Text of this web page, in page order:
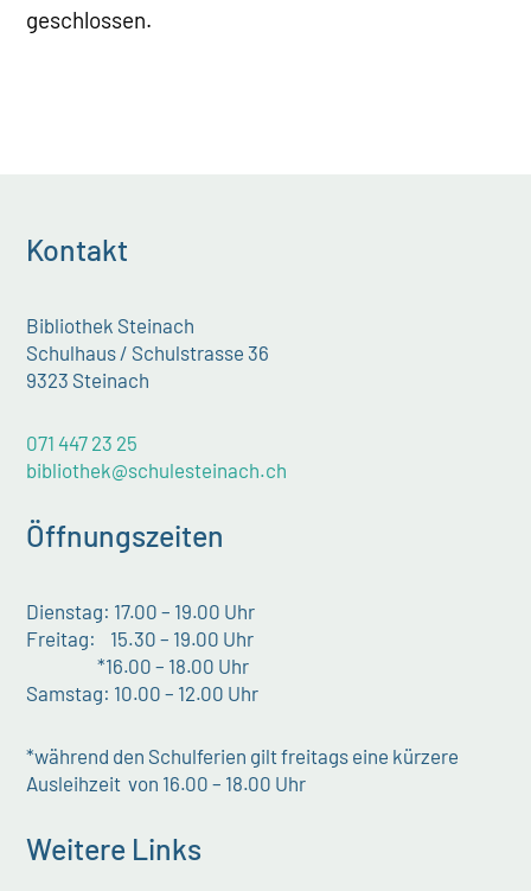
geschlossen.
Kontakt
Bibliothek Steinach
Schulhaus / Schulstrasse 36
9323 Steinach
071 447 23 25
bibliothek@schulesteinach.ch
Öffnungszeiten
Dienstag: 17.00 – 19.00 Uhr
Freitag: 15.30 – 19.00 Uhr
*16.00 – 18.00 Uhr
Samstag: 10.00 – 12.00 Uhr
*während den Schulferien gilt freitags eine kürzere
Ausleihzeit von 16.00 – 18.00 Uhr
Weitere Links